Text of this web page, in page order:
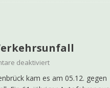
Melbecke
KOLPING
deaktiviert
kam es am 05.12. gegen